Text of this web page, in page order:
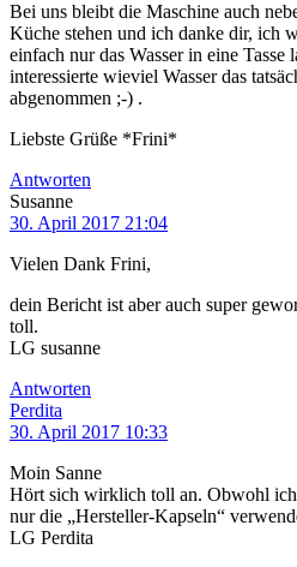
Bei uns bleibt die Maschine auch
Küche stehen und ich danke dir, ich
einfach nur das Wasser in eine Tasse
interessierte wieviel Wasser das
abgenommen ;-) .
Liebste Grüße *Frini*
Antworten
Susanne
30. April 2017 21:04
Vielen Dank Frini,
dein Bericht ist aber auch super
toll.
LG susanne
Antworten
Perdita
30. April 2017 10:33
Moin Sanne
Hört sich wirklich toll an. Obwohl ich
nur die „Hersteller-Kapseln“
LG Perdita